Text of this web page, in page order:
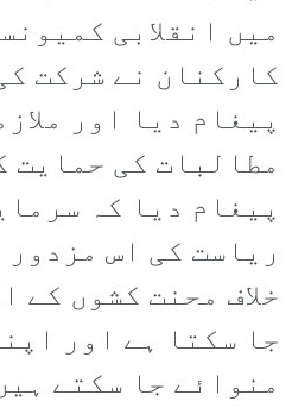
میں انقلابی
کارکنان نے شرکت
پیغام دیا اور
مطالبات کی حمایت
پیغام دیا کہ
ریاست کی اس
خلاف محنت کشوں کے
جا سکتا ہے اور
منوائے جا سکتے